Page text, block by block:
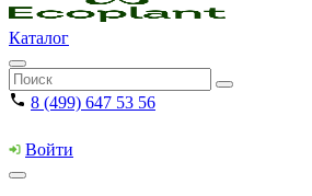
Каталог
8 (499) 647 53 56
Войти